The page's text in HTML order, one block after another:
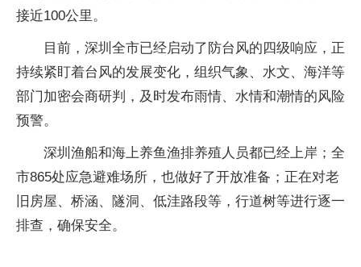
接近100公里。
目前，深圳全市已经启动了防台风的四级响应，正
持续紧盯着台风的发展变化，组织气象、水文、海洋等
部门加密会商研判，及时发布雨情、水情和潮情的风险
预警。
深圳渔船和海上养鱼渔排养殖人员都已经上岸；全
市865处应急避难场所，也做好了开放准备；正在对老
旧房屋、桥涵、隧洞、低洼路段等，行道树等进行逐一
排查，确保安全。